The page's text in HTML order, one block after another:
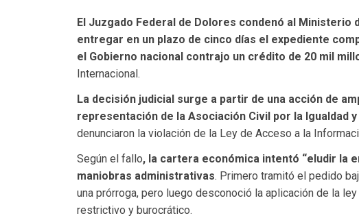
El Juzgado Federal de Dolores condenó al Ministerio
entregar en un plazo de cinco días el expediente
el Gobierno nacional contrajo un crédito de 20 mil
Internacional.
La decisión judicial surge a partir de una acción de
representación de la Asociación Civil por la Igualdad y
denunciaron la violación de la Ley de Acceso a la
Según el fallo, la cartera económica intentó “eludir la
maniobras administrativas. Primero tramitó el pedido
una prórroga, pero luego desconoció la aplicación de la
restrictivo y burocrático.